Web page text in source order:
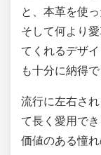
と、本革を使
そして何より
てくれるデザ
も十分に納得
流行に左右さ
て長く愛用で
価値のある憧